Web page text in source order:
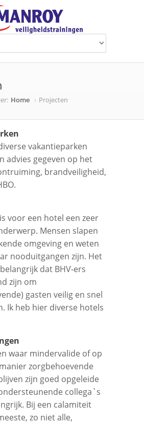
Home Projecten
vakantieparken
advies gegeven op het
brandveiligheid,
voor een hotel een zeer
Mensen slapen
omgeving en weten
nooduitgangen zijn. Het
dat BHV-ers
zijn om
gasten veilig en snel
Ik heb hier diverse hotels
waar mindervalide of op
zorgbehoevende
zijn goed opgeleide
collega`s
Bij een calamiteit
zo niet alle,